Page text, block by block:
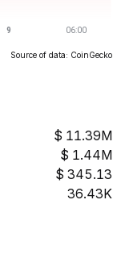
Source of data: CoinGecko
11.39M
1.44M
345.13
36.43K